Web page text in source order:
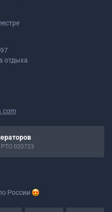
отдыха
020723
России